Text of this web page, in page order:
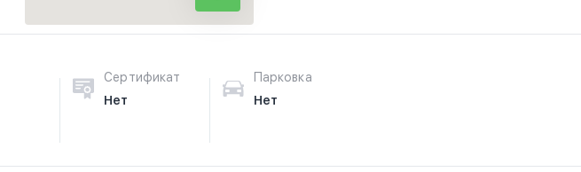
Сертификат
Нет
Парковка
Нет